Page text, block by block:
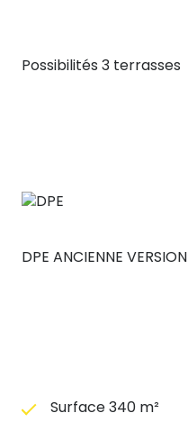
Possibilités 3 terrasses
DPE ANCIENNE VERSION
Surface 340 m²